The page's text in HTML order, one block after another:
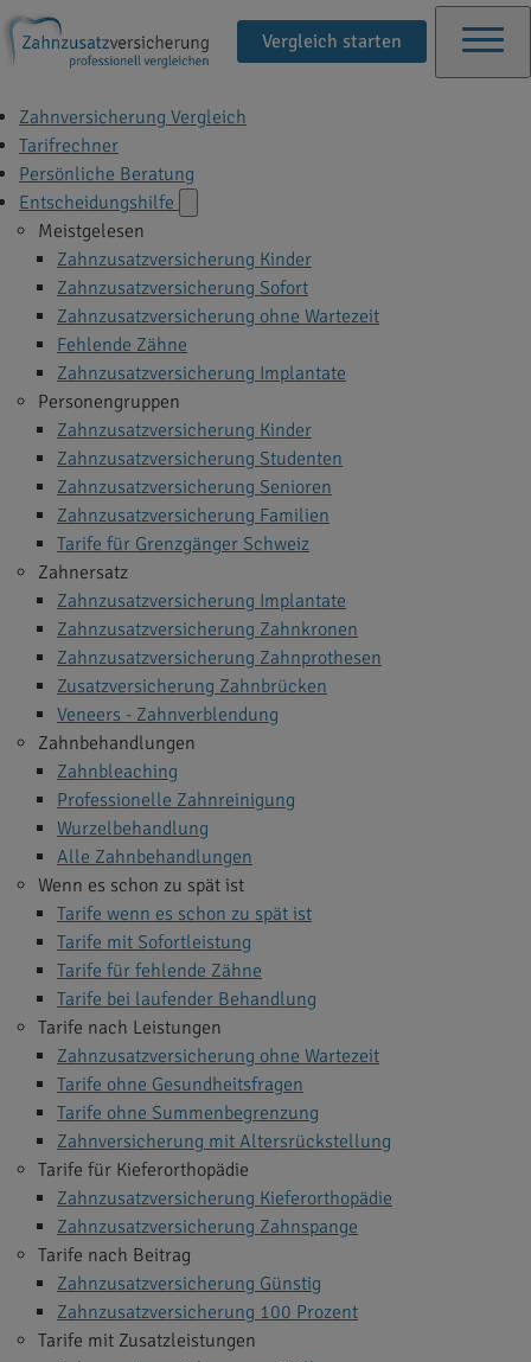
Vergleich starten
Zahnversicherung Vergleich
Tarifrechner
Persönliche Beratung
Entscheidungshilfe
Meistgelesen
Zahnzusatzversicherung Kinder
Zahnzusatzversicherung Sofort
Zahnzusatzversicherung ohne Wartezeit
Fehlende Zähne
Zahnzusatzversicherung Implantate
Personengruppen
Zahnzusatzversicherung Kinder
Zahnzusatzversicherung Studenten
Zahnzusatzversicherung Senioren
Zahnzusatzversicherung Familien
Tarife für Grenzgänger Schweiz
Zahnersatz
Zahnzusatzversicherung Implantate
Zahnzusatzversicherung Zahnkronen
Zahnzusatzversicherung Zahnprothesen
Zusatzversicherung Zahnbrücken
Veneers - Zahnverblendung
Zahnbehandlungen
Zahnbleaching
Professionelle Zahnreinigung
Wurzelbehandlung
Alle Zahnbehandlungen
Wenn es schon zu spät ist
Tarife wenn es schon zu spät ist
Tarife mit Sofortleistung
Tarife für fehlende Zähne
Tarife bei laufender Behandlung
Tarife nach Leistungen
Zahnzusatzversicherung ohne Wartezeit
Tarife ohne Gesundheitsfragen
Tarife ohne Summenbegrenzung
Zahnversicherung mit Altersrückstellung
Tarife für Kieferorthopädie
Zahnzusatzversicherung Kieferorthopädie
Zahnzusatzversicherung Zahnspange
Tarife nach Beitrag
Zahnzusatzversicherung Günstig
Zahnzusatzversicherung 100 Prozent
Tarife mit Zusatzleistungen